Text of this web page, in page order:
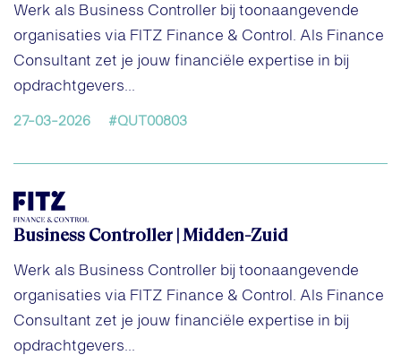
Werk als Business Controller bij toonaangevende
organisaties via FITZ Finance & Control. Als Finance
Consultant zet je jouw financiële expertise in bij
opdrachtgevers...
27-03-2026 #QUT00803
Business Controller | Midden-Zuid
Werk als Business Controller bij toonaangevende
organisaties via FITZ Finance & Control. Als Finance
Consultant zet je jouw financiële expertise in bij
opdrachtgevers...